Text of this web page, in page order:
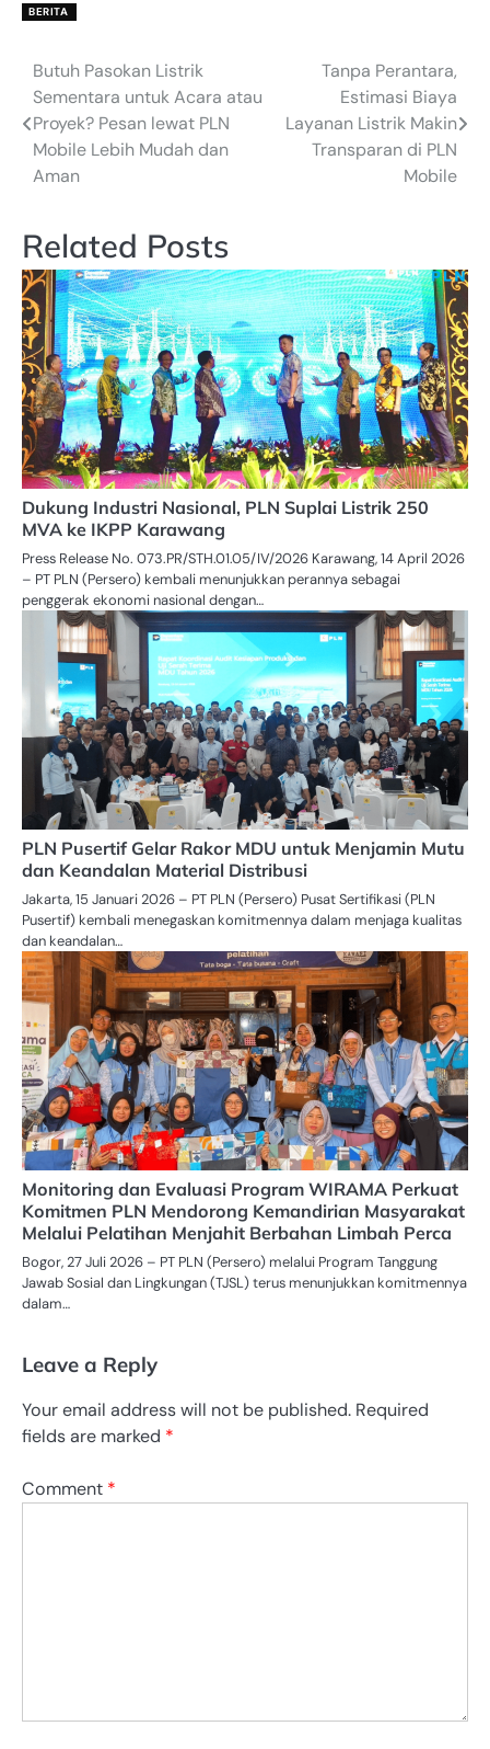
BERITA
Post
navigation
Butuh Pasokan Listrik
Sementara untuk Acara atau
Proyek? Pesan lewat PLN
Mobile Lebih Mudah dan
Aman
Tanpa Perantara,
Estimasi Biaya
Layanan Listrik Makin
Transparan di PLN
Mobile
Related Posts
Dukung Industri Nasional, PLN Suplai Listrik 250
MVA ke IKPP Karawang
Press Release No. 073.PR/STH.01.05/IV/2026 Karawang, 14 April 2026
– PT PLN (Persero) kembali menunjukkan perannya sebagai
penggerak ekonomi nasional dengan…
PLN Pusertif Gelar Rakor MDU untuk Menjamin Mutu
dan Keandalan Material Distribusi
Jakarta, 15 Januari 2026 – PT PLN (Persero) Pusat Sertifikasi (PLN
Pusertif) kembali menegaskan komitmennya dalam menjaga kualitas
dan keandalan…
Monitoring dan Evaluasi Program WIRAMA Perkuat
Komitmen PLN Mendorong Kemandirian Masyarakat
Melalui Pelatihan Menjahit Berbahan Limbah Perca
Bogor, 27 Juli 2026 – PT PLN (Persero) melalui Program Tanggung
Jawab Sosial dan Lingkungan (TJSL) terus menunjukkan komitmennya
dalam…
Leave a Reply
Your email address will not be published. Required
fields are marked *
Comment *